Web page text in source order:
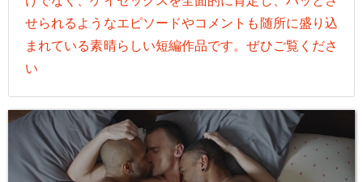
せられるようなエピソードやコメントも随所に盛り込
まれている素晴らしい短編作品です。ぜひご覧くださ
い